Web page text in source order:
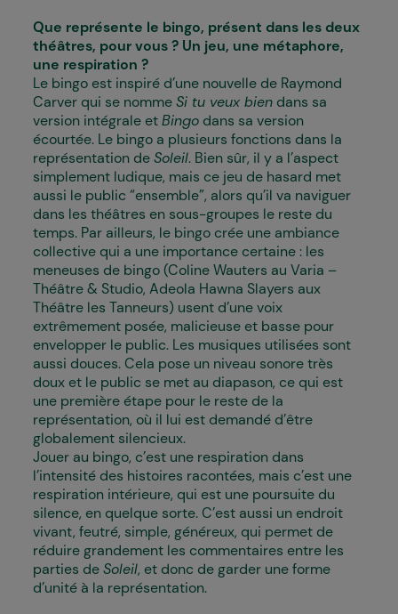
Que représente le bingo, présent dans les deux
théâtres, pour vous ? Un jeu, une métaphore,
une respiration ?
Le bingo est inspiré d’une nouvelle de Raymond
Carver qui se nommeSi tu veux bien dans sa
version intégrale etBingo dans sa version
écourtée. Le bingo a plusieurs fonctions dans la
représentation deSoleil. Bien sûr, il y a l’aspect
simplement ludique, mais ce jeu de hasard met
aussi le public “ensemble”, alors qu’il va naviguer
dans les théâtres en sous-groupes le reste du
temps. Par ailleurs, le bingo crée une ambiance
collective qui a une importance certaine : les
meneuses de bingo (Coline Wauters au Varia –
Théâtre & Studio, Adeola Hawna Slayers aux
Théâtre les Tanneurs) usent d’une voix
extrêmement posée, malicieuse et basse pour
envelopper le public. Les musiques utilisées sont
aussi douces. Cela pose un niveau sonore très
doux et le public se met au diapason, ce qui est
une première étape pour le reste de la
représentation, où il lui est demandé d’être
globalement silencieux.
Jouer au bingo, c’est une respiration dans
l’intensité des histoires racontées, mais c’est une
respiration intérieure, qui est une poursuite du
silence, en quelque sorte. C’est aussi un endroit
vivant, feutré, simple, généreux, qui permet de
réduire grandement les commentaires entre les
parties deSoleil, et donc de garder une forme
d’unité à la représentation.